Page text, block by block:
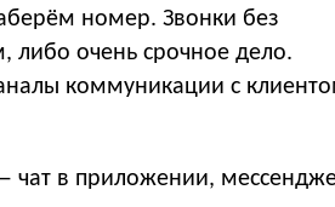
номер. Звонки без
либо очень срочное дело.
коммуникации с
чат в приложении,